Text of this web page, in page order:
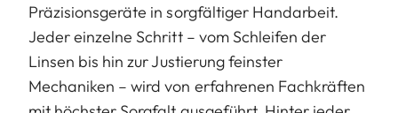
Präzisionsgeräte in sorgfältiger Handarbeit.
Jeder einzelne Schritt – vom Schleifen der
Linsen bis hin zur Justierung feinster
Mechaniken – wird von erfahrenen Fachkräften